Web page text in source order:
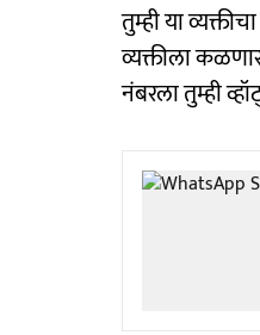
तुम्ही या
व्यक्तीला
नंबरला तुम्ही